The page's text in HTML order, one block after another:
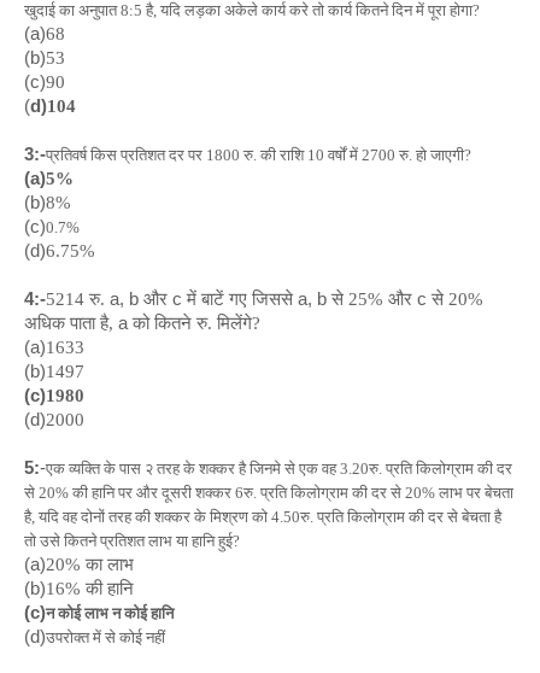
खुदाई का अनुपात 8:5 है, यदि लड़का अकेले कार्य करे तो कार्य कितने दिन में पूरा होगा?
(a)68
(b)53
(c)90
(d)104
3:-प्रतिवर्ष किस प्रतिशत दर पर 1800 रु. की राशि 10 वर्षों में 2700 रु. हो जाएगी?
(a)5%
(b)8%
(c)0.7%
(d)6.75%
4:-5214 रु. a, b और c में बाटें गए जिससे a, b से 25% और c से 20%
अधिक पाता है, a को कितने रु. मिलेंगे?
(a)1633
(b)1497
(c)1980
(d)2000
5:-एक व्यक्ति के पास २ तरह के शक्कर है जिनमे से एक वह 3.20रु. प्रति किलोग्राम की दर
से 20% की हानि पर और दूसरी शक्कर 6रु. प्रति किलोग्राम की दर से 20% लाभ पर बेचता
है, यदि वह दोनों तरह की शक्कर के मिश्रण को 4.50रु. प्रति किलोग्राम की दर से बेचता है
तो उसे कितने प्रतिशत लाभ या हानि हुई?
(a)20% का लाभ
(b)16% की हानि
(c)न कोई लाभ न कोई हानि
(d)उपरोक्त में से कोई नहीं